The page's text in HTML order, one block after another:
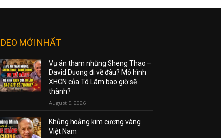
MỚI NHẤT
Vụ án tham nhũng Sheng Thao –
David Duong đi về đâu? Mô hình
XHCN của Tô Lâm bao giờ sẽ
thành?
August 5, 2026
Khủng hoảng kim cương vàng
Việt Nam